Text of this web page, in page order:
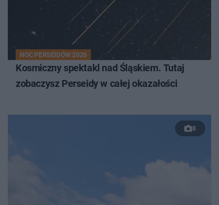
NOC PERSEIDÓW 2026
Kosmiczny spektakl nad Śląskiem. Tutaj
zobaczysz Perseidy w całej okazałości
8